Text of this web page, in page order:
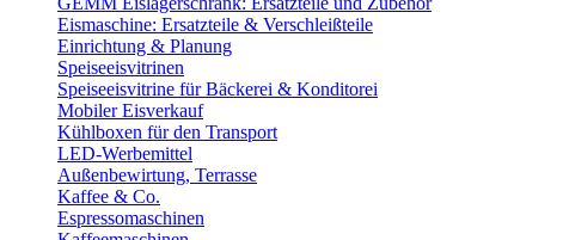
Eismaschine: Ersatzteile & Verschleißteile
Einrichtung & Planung
Speiseeisvitrinen
Speiseeisvitrine für Bäckerei & Konditorei
Mobiler Eisverkauf
Kühlboxen für den Transport
LED-Werbemittel
Außenbewirtung, Terrasse
Kaffee & Co.
Espressomaschinen